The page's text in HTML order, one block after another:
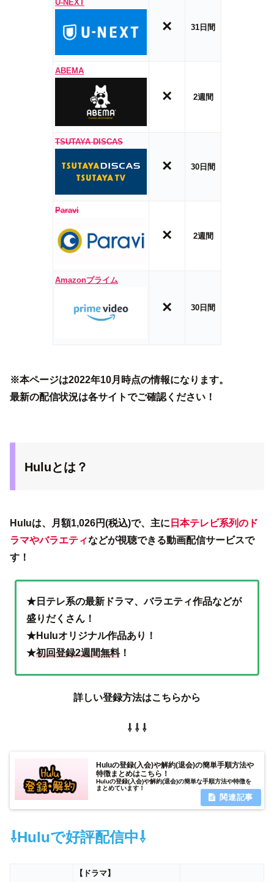
U-NEXT
× 31日間
ABEMA
× 2週間
TSUTAYA DISCAS
× 30日間
Paravi
× 2週間
Amazonプライム
× 30日間
※本ページは2022年10月時点の情報になります。
最新の配信状況は各サイトでご確認ください！
Huluとは？
Huluは、月額1,026円(税込)で、主に 日本テレビ系列のド
ラマやバラエティなどが視聴できる動画配信サービスで
す！
★日テレ系の最新ドラマ、バラエティ作品などが
盛りだくさん！
★Huluオリジナル作品あり！
★初回登録2週間無料！
詳しい登録方法はこちらから
⇩ ⇩ ⇩
Huluの登録(入会)や解約(退会)の簡単手順方法や
特徴まとめはこちら！
Huluの登録(入会)や解約(退会)の簡単な手順方法や特徴を
まとめています！
⇩Huluで好評配信中⇩
【ドラマ】